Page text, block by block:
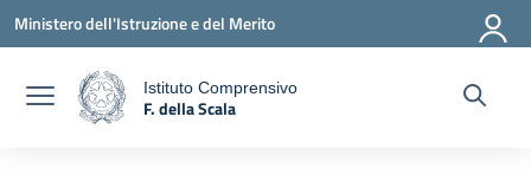
Vai ai contenuti
Vai al menu di navigazione
Vai al footer
Ministero dell'Istruzione e del Merito
Istituto Comprensivo
F. della Scala